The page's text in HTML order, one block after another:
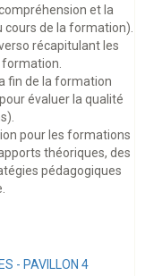
et la
de la formation).
récapitulant les
fin de la formation
évaluer la qualité
pour les formations
théoriques, des
pédagogiques
- PAVILLON 4